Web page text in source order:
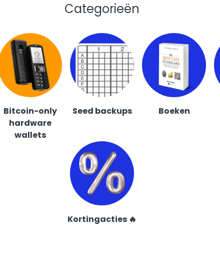
Categorieën
Bitcoin-only
hardware
wallets
Seed backups Boeken
Kortingacties 🔥